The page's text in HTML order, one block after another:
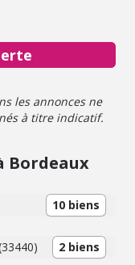
rare pour ce
à un usage
de garer
révéler tout le
les annonces ne
à titre indicatif.
Bordeaux
10 biens
2 biens